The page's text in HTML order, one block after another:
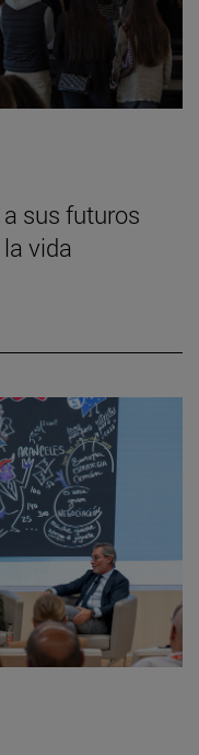
sus futuros
vida